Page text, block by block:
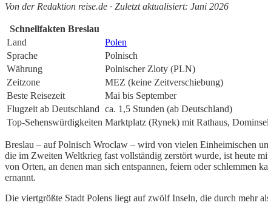
Von der Redaktion reise.de · Zuletzt aktualisiert: Juni 2026
Schnellfakten Breslau
Land
Polen
Sprache
Polnisch
Währung
Polnischer Zloty (PLN)
Zeitzone
MEZ (keine Zeitverschiebung)
Beste Reisezeit
Mai bis September
Flugzeit ab Deutschland ca. 1,5 Stunden (ab Deutschland)
Top-Sehenswürdigkeiten Marktplatz (Rynek) mit Rathaus,
Breslau – auf Polnisch Wroclaw – wird von vielen Einheimischen
die im Zweiten Weltkrieg fast vollständig zerstört wurde, ist heute
von Orten, an denen man sich entspannen, feiern oder
ernannt.
Die viertgrößte Stadt Polens liegt auf zwölf Inseln, die durch mehr